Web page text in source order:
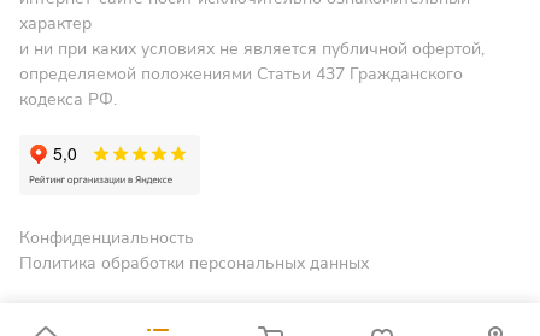
характер
и ни при каких условиях не является публичной офертой,
определяемой положениями Статьи 437 Гражданского
кодекса РФ.
Конфиденциальность
Политика обработки персональных данных